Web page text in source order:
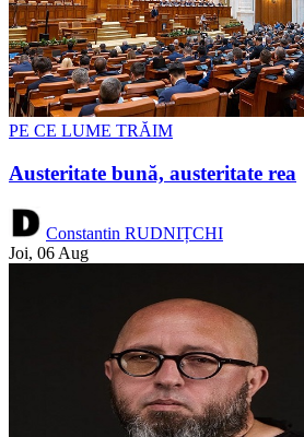
PE CE LUME TRĂIM
Austeritate bună, austeritate rea
Constantin RUDNIȚCHI
Joi, 06 Aug